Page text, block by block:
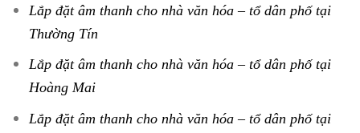
Lắp đặt âm thanh cho nhà văn hóa – tổ dân phố tại
Thường Tín
Lắp đặt âm thanh cho nhà văn hóa – tổ dân phố tại
Hoàng Mai
Lắp đặt âm thanh cho nhà văn hóa – tổ dân phố tại